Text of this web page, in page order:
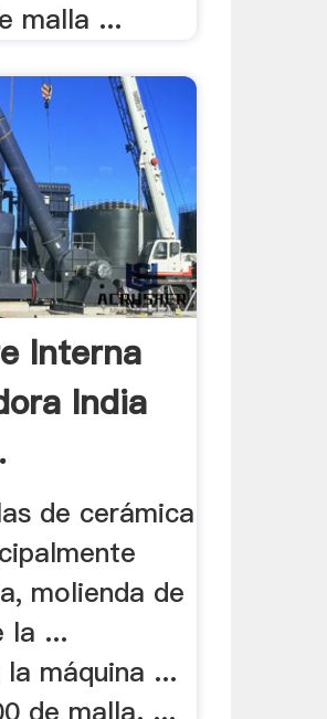
malla ...
Interna
India
de cerámica
molienda de
la ...
máquina ...
de malla. ...